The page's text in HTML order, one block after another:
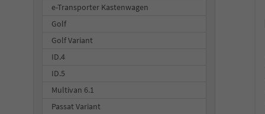
e-Transporter Kastenwagen
Golf
Golf Variant
ID.4
ID.5
Multivan 6.1
Passat Variant